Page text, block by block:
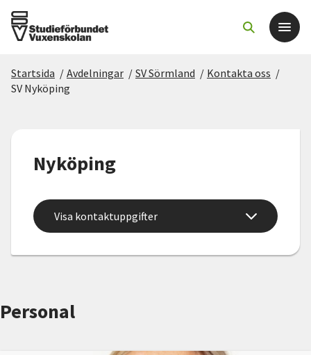
Det här gör vi
Sök kurser och evenemang
Om SV
Nyheter
Startsida / Avdelningar / SV Sörmland / Kontakta oss /
SV Nyköping
Nyköping
Visa kontaktuppgifter
Personal